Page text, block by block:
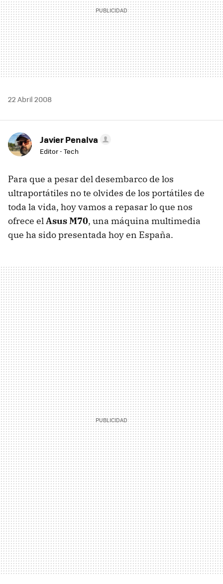
22 Abril 2008
Javier Penalva
Editor - Tech
Para que a pesar del desembarco de los
ultraportátiles no te olvides de los portátiles de
toda la vida, hoy vamos a repasar lo que nos
ofrece el Asus M70, una máquina multimedia
que ha sido presentada hoy en España.